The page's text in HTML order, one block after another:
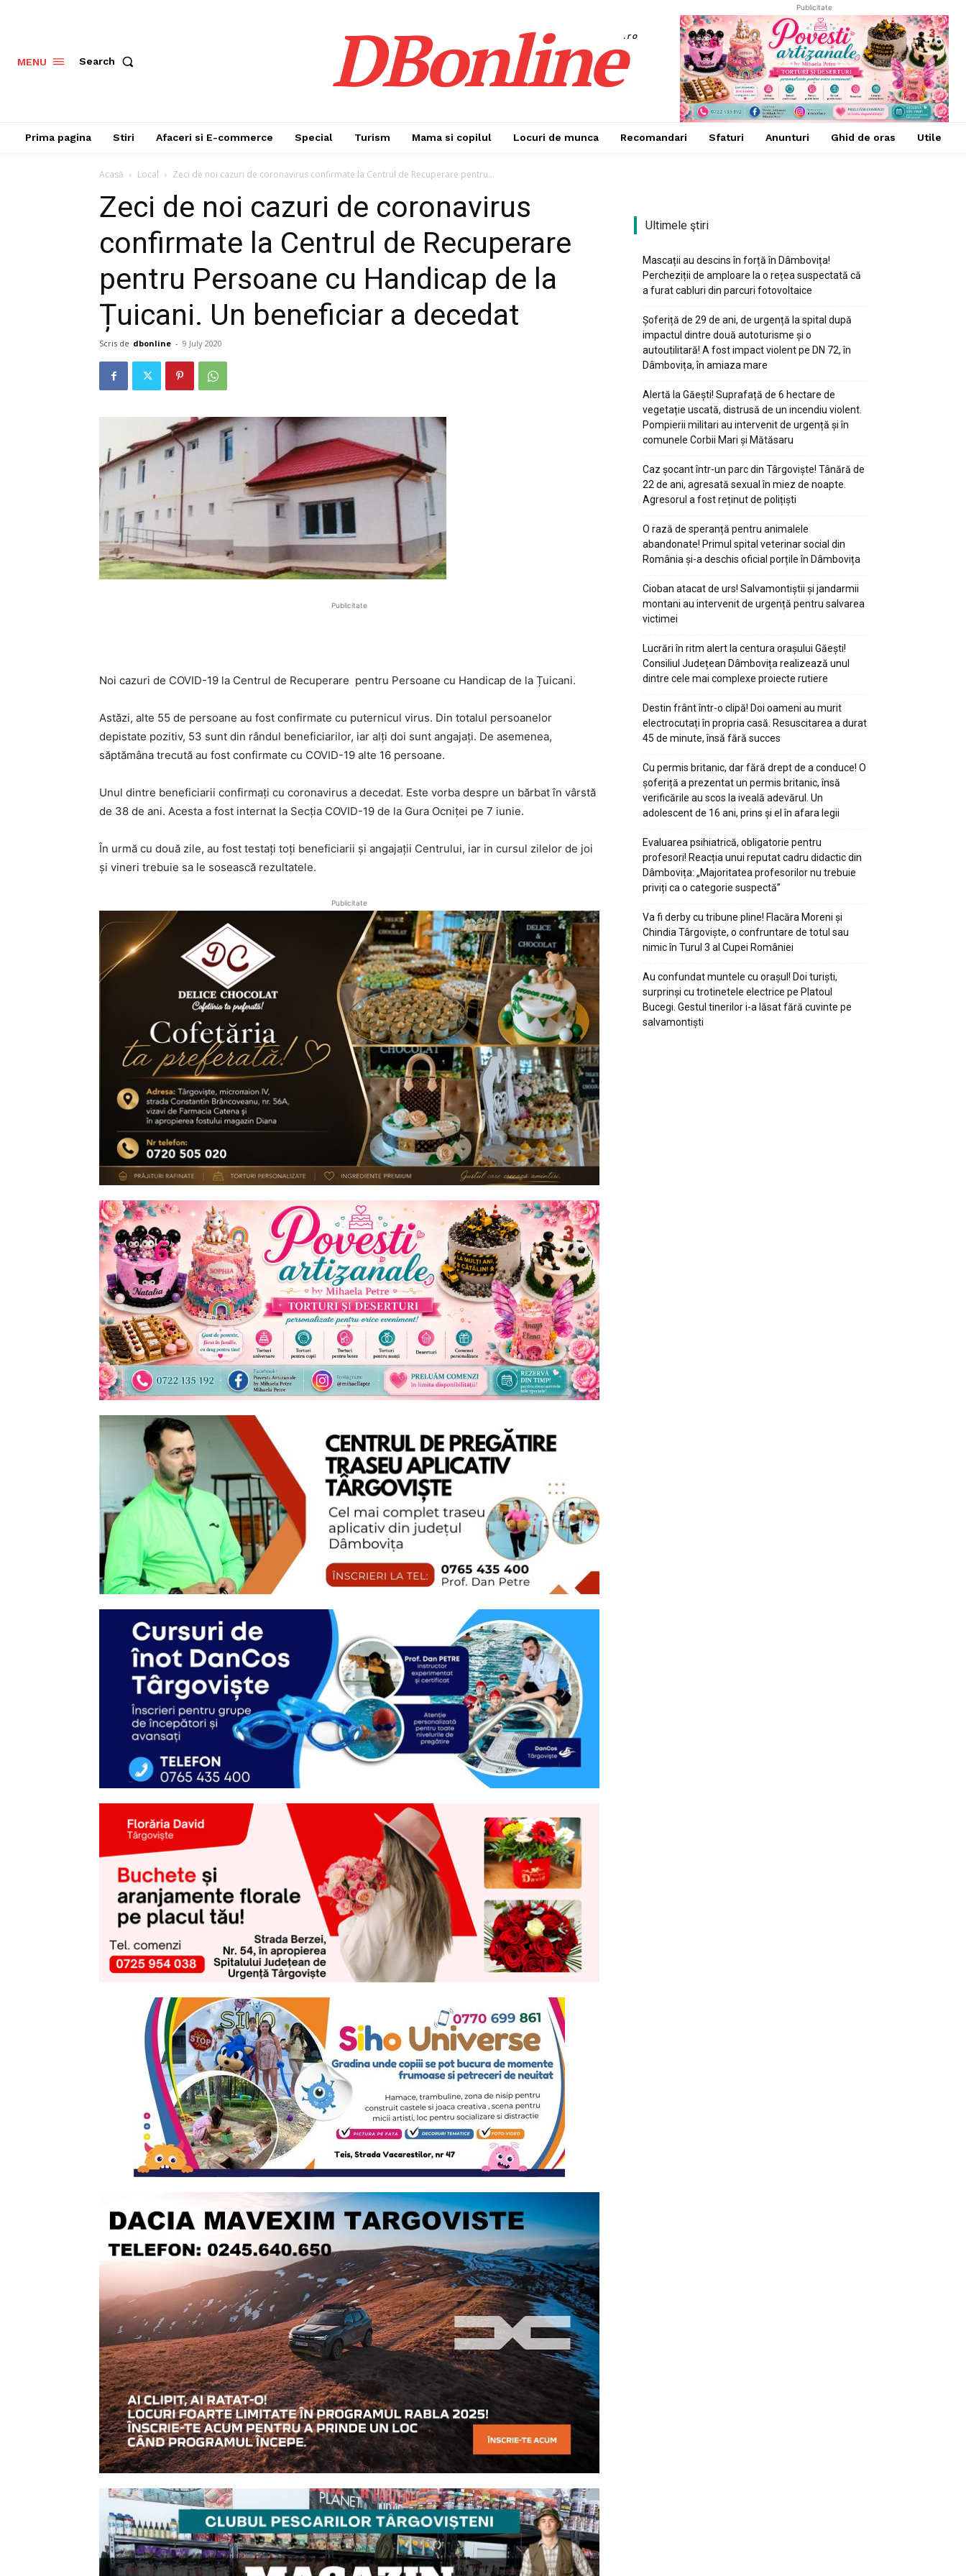
MENU Search DBonline.ro
Publicitate
Prima pagina Stiri Afaceri si E-commerce Special Turism Mama si copilul Locuri de munca Recomandari Sfaturi Anunturi Ghid de oras Utile
Acasă Local Zeci de noi cazuri de coronavirus confirmate la Centrul de Recuperare pentru...
Zeci de noi cazuri de coronavirus
confirmate la Centrul de Recuperare
pentru Persoane cu Handicap de la
Țuicani. Un beneficiar a decedat
Scris de dbonline - 9 July 2020
Publicitate
Noi cazuri de COVID-19 la Centrul de Recuperare pentru Persoane cu Handicap de la Țuicani.
Astăzi, alte 55 de persoane au fost confirmate cu puternicul virus. Din totalul persoanelor
depistate pozitiv, 53 sunt din rândul beneficiarilor, iar alți doi sunt angajați. De asemenea,
săptămâna trecută au fost confirmate cu COVID-19 alte 16 persoane.
Unul dintre beneficiarii confirmați cu coronavirus a decedat. Este vorba despre un bărbat în vârstă
de 38 de ani. Acesta a fost internat la Secția COVID-19 de la Gura Ocniței pe 7 iunie.
În urmă cu două zile, au fost testați toți beneficiarii și angajații Centrului, iar in cursul zilelor de joi
și vineri trebuie sa le sosească rezultatele.
Publicitate
Ultimele ştiri
Mascații au descins în forță în Dâmbovița!
Percheziții de amploare la o rețea suspectată că
a furat cabluri din parcuri fotovoltaice
Șoferiță de 29 de ani, de urgență la spital după
impactul dintre două autoturisme și o
autoutilitară! A fost impact violent pe DN 72, în
Dâmbovița, în amiaza mare
Alertă la Găești! Suprafață de 6 hectare de
vegetație uscată, distrusă de un incendiu violent.
Pompierii militari au intervenit de urgență și în
comunele Corbii Mari și Mătăsaru
Caz șocant într-un parc din Târgoviște! Tânără de
22 de ani, agresată sexual în miez de noapte.
Agresorul a fost reținut de polițiști
O rază de speranță pentru animalele
abandonate! Primul spital veterinar social din
România și-a deschis oficial porțile în Dâmbovița
Cioban atacat de urs! Salvamontiștii și jandarmii
montani au intervenit de urgență pentru salvarea
victimei
Lucrări în ritm alert la centura orașului Găești!
Consiliul Județean Dâmbovița realizează unul
dintre cele mai complexe proiecte rutiere
Destin frânt într-o clipă! Doi oameni au murit
electrocutați în propria casă. Resuscitarea a durat
45 de minute, însă fără succes
Cu permis britanic, dar fără drept de a conduce! O
șoferiță a prezentat un permis britanic, însă
verificările au scos la iveală adevărul. Un
adolescent de 16 ani, prins și el în afara legii
Evaluarea psihiatrică, obligatorie pentru
profesori! Reacția unui reputat cadru didactic din
Dâmbovița: „Majoritatea profesorilor nu trebuie
priviți ca o categorie suspectă”
Va fi derby cu tribune pline! Flacăra Moreni și
Chindia Târgoviște, o confruntare de totul sau
nimic în Turul 3 al Cupei României
Au confundat muntele cu orașul! Doi turiști,
surprinși cu trotinetele electrice pe Platoul
Bucegi. Gestul tinerilor i-a lăsat fără cuvinte pe
salvamontiști